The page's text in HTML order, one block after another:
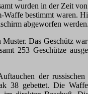
wurden in der Zeit
bestimmt waren.
abgeworfen werden.
Das Geschütz
253 Geschütze
der
38 gebettet. Die